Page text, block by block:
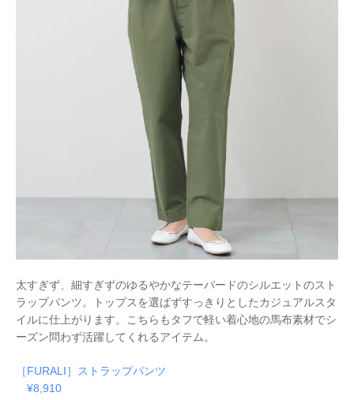
太すぎず、細すぎずのゆるやかなテーパードのシルエットのスト
ラップパンツ。トップスを選ばずすっきりとしたカジュアルスタ
イルに仕上がります。こちらもタフで軽い着心地の馬布素材でシ
ーズン問わず活躍してくれるアイテム。
［FURALI］ストラップパンツ
¥8,910